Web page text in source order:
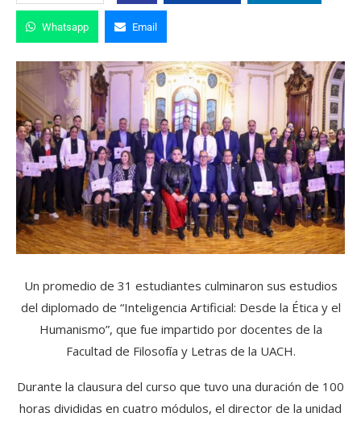
Whatsapp Email
Un promedio de 31 estudiantes culminaron sus estudios
del diplomado de “Inteligencia Artificial: Desde la Ética y el
Humanismo”, que fue impartido por docentes de la
Facultad de Filosofía y Letras de la UACH.
Durante la clausura del curso que tuvo una duración de 100
horas divididas en cuatro módulos, el director de la unidad